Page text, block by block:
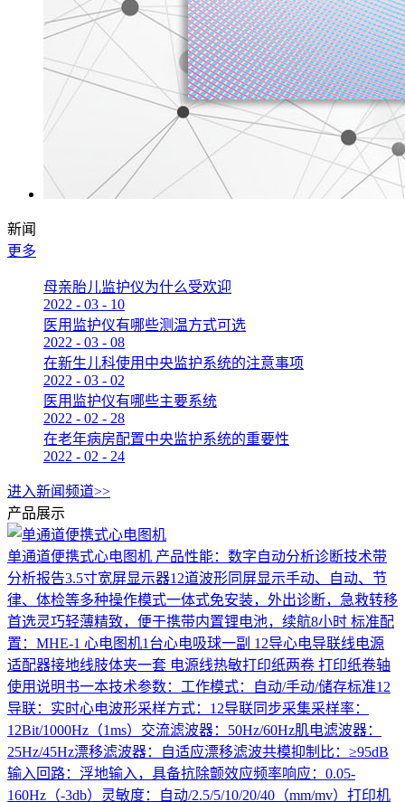
新闻
更多
母亲胎儿监护仪为什么受欢迎
2022 - 03 - 10
医用监护仪有哪些测温方式可选
2022 - 03 - 08
在新生儿科使用中央监护系统的注意事项
2022 - 03 - 02
医用监护仪有哪些主要系统
2022 - 02 - 28
在老年病房配置中央监护系统的重要性
2022 - 02 - 24
进入新闻频道>>
产品展示
单通道便携式心电图机 产品性能：数字自动分析诊断技术带
分析报告3.5寸宽屏显示器12道波形同屏显示手动、自动、节
律、体检等多种操作模式一体式免安装，外出诊断，急救转移
首选灵巧轻薄精致，便于携带内置锂电池，续航8小时 标准配
置：MHE-1 心电图机1台心电吸球一副 12导心电导联线电源
适配器接地线肢体夹一套 电源线热敏打印纸两卷 打印纸卷轴
使用说明书一本技术参数：工作模式：自动/手动/储存标准12
导联：实时心电波形采样方式：12导联同步采集采样率：
12Bit/1000Hz（1ms）交流滤波器：50Hz/60Hz肌电滤波器：
25Hz/45Hz漂移滤波器：自适应漂移滤波共模抑制比：≥95dB
输入回路：浮地输入，具备抗除颤效应频率响应：0.05-
160Hz（-3db）灵敏度：自动/2.5/5/10/20/40（mm/mv）打印机